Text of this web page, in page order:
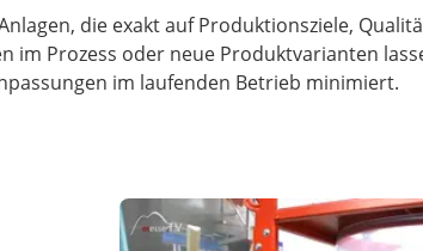
die exakt auf Produktionsziele,
Prozess oder neue Produktvarianten
im laufenden Betrieb minimiert.